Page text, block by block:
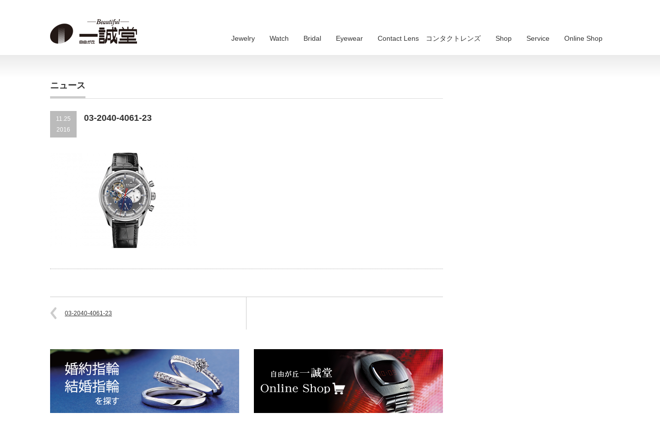
Jewelry Watch Bridal Eyewear Contact Lens コンタクトレンズ Shop Service Online Shop
ニュース
11.25
2016
03-2040-4061-23
03-2040-4061-23